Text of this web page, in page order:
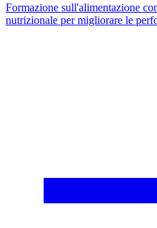
Formazione sull'alimentazione
nutrizionale per migliorare le